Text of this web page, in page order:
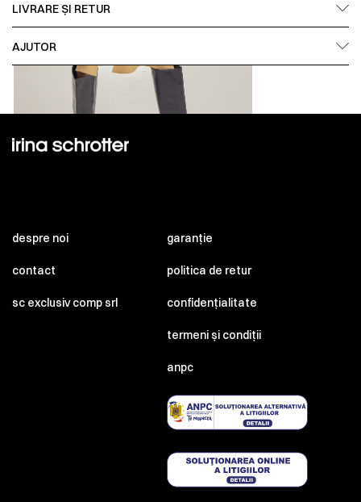
LIVRARE ȘI RETUR
AJUTOR
despre noi
contact
sc exclusiv comp srl
garanție
politica de retur
confidențialitate
termeni și condiții
anpc